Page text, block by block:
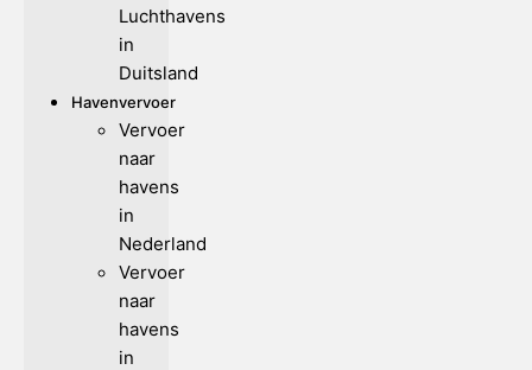
Luchthavens
in
Duitsland
Havenvervoer
Vervoer
naar
havens
in
Nederland
Vervoer
naar
havens
in